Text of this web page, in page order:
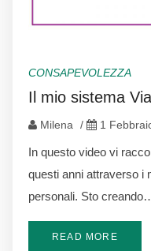
CONSAPEVOLEZZA
Il mio sistema
Milena / 1
In questo video vi
questi anni attraverso i
personali. Sto
READ MORE